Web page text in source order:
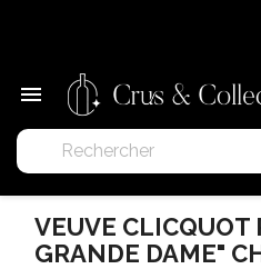

VEUVE
GRANDE DAME"